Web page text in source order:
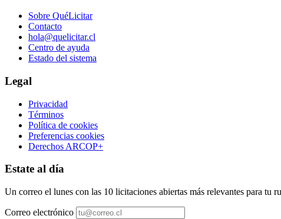
Sobre QuéLicitar
Contacto
hola@quelicitar.cl
Centro de ayuda
Estado del sistema
Legal
Privacidad
Términos
Política de cookies
Preferencias cookies
Derechos ARCOP+
Estate al día
Un correo el lunes con las 10 licitaciones abiertas más relevantes para tu
Correo electrónico